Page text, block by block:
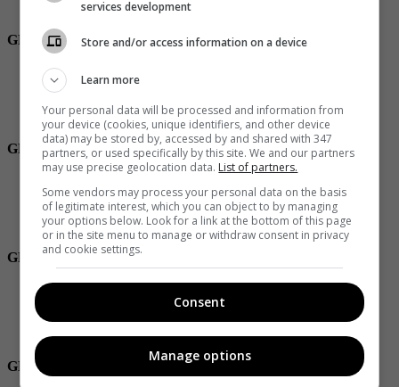
GRUPO E
España
(Oceanía y la Concacaf) (Nueva Zelanda vs Costa Rica)
Japón
GRUPO F
Bélgica
Canadá
Marruecos
Croacia
GRUPO G
Brasil
Suiza
Camerún
GRUPO H
services development
Store and/or access information on a device
Learn more
Your personal data will be processed and information from
your device (cookies, unique identifiers, and other device
data) may be stored by, accessed by and shared with 347
partners, or used specifically by this site. We and our partners
may use precise geolocation data. List of partners.
Some vendors may process your personal data on the basis
of legitimate interest, which you can object to by managing
your options below. Look for a link at the bottom of this page
or in the site menu to manage or withdraw consent in privacy
and cookie settings.
Consent
Manage options